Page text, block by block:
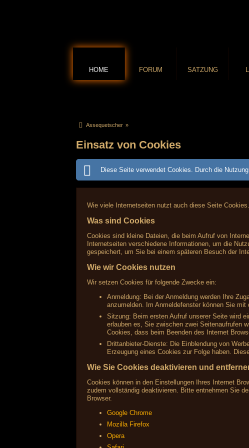
HOME FORUM SATZUNG
Assequetscher »
Einsatz von Cookies
Diese Seite verwendet Cookies. Durch die
Wie viele Internetseiten nutzt auch diese Seite
Was sind Cookies
Cookies sind kleine Dateien, die beim Aufruf von
Internetseiten verschiedene Informationen, um die
gespeichert, um Sie bei einem späteren Besuch der
Wie wir Cookies nutzen
Wir setzen Cookies für folgende Zwecke ein:
Anmeldung: Bei der Anmeldung werden Ihre
anzumelden. Im Anmeldefenster können Sie mit
Sitzung: Beim ersten Aufruf unserer Seite wird
erlauben es, Sie zwischen zwei Seitenaufrufen
Cookies, dass beim Beenden des Internet
Drittanbieter-Dienste: Die Einblendung von
Erzeugung eines Cookies zur Folge haben.
Wie Sie Cookies deaktivieren und
Cookies können in den Einstellungen Ihres Internet
zudem vollständig deaktivieren. Bitte entnehmen Sie
Browser.
Google Chrome
Mozilla Firefox
Opera